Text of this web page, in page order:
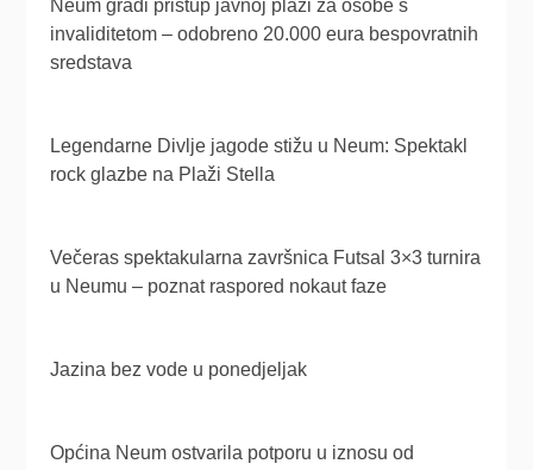
Neum gradi pristup javnoj plaži za osobe s
invaliditetom – odobreno 20.000 eura bespovratnih
sredstava
Legendarne Divlje jagode stižu u Neum: Spektakl
rock glazbe na Plaži Stella
Večeras spektakularna završnica Futsal 3×3 turnira
u Neumu – poznat raspored nokaut faze
Jazina bez vode u ponedjeljak
Općina Neum ostvarila potporu u iznosu od